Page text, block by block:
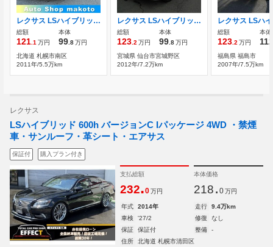
レクサス LSハイブリッド 600h Iパッケージ 4WD
総額
121.1万円
本体
99.8万円
北海道 札幌市南区
2011年/5.5万km
レクサス LSハイブリッド 600h Iパッケージ 4WD レザーシート・前席パワーシート・後席シー
総額
123.2万円
本体
99.8万円
宮城県 仙台市宮城野区
2012年/7.2万km
総額
123.2万円
本体
112
福島県 福島市
2007年/7.5万km
レクサス
LSハイブリッド 600h バージョンC Iパッケージ 4WD ・禁煙
車・サンルーフ・革シート・エアサス
保証付 購入プラン付き
支払総額
232.0 万円
本体価格
218. 0 万円
年式 2014年 走行
9.4万km
車検
'27/2 修復
なし
保証
保証付 整備
-
住所
北海道 札幌市清田区